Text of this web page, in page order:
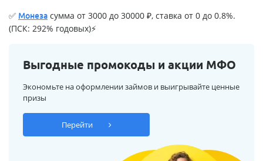
✅ Монеза сумма от 3000 до 30000 ₽, ставка от 0 до 0.8%.
(ПСК: 292% годовых)⚡
Выгодные промокоды и акции МФО
Экономьте на оформлении займов и выигрывайте ценные
призы
Перейти